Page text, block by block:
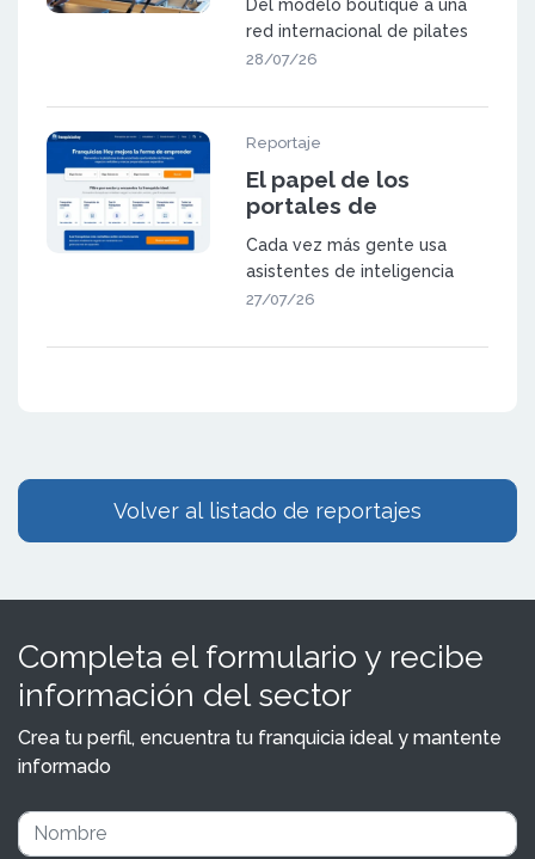
red de 23 centros en
España y Suiza
Del modelo boutique a una
red internacional de pilates
NEXES Pilates & Movement
28/07/26
Reportaje
El papel de los
portales de
franquicia en la
búsqueda
generativa
Cada vez más gente usa
asistentes de inteligencia
artificial (como ChatGPT,
27/07/26
Volver al listado de reportajes
Completa el formulario y recibe
información del sector
Crea tu perfil, encuentra tu franquicia ideal y mantente
informado